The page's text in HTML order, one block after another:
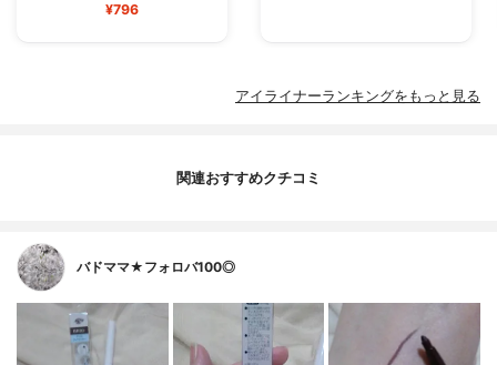
¥796
アイライナーランキングをもっと見る
関連おすすめクチコミ
バドママ★フォロバ100◎